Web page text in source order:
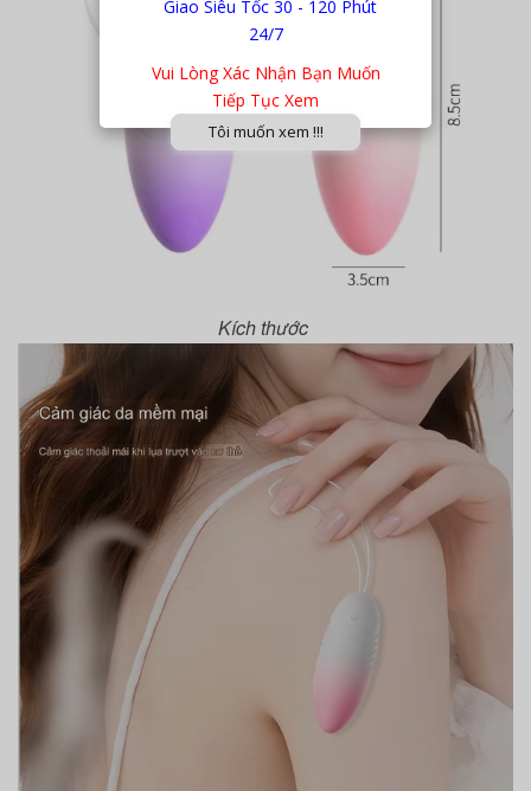
Kích thước
Giao Siêu Tốc 30 - 120 Phút
24/7
Vui Lòng Xác Nhận Bạn Muốn
Tiếp Tục Xem
Tôi muốn xem !!!